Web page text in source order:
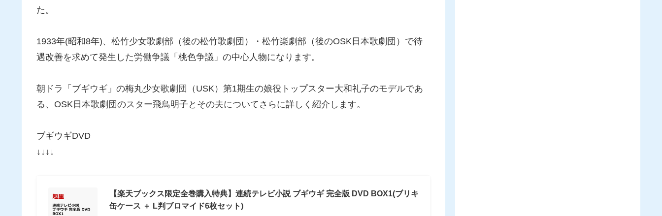
た。
1933年(昭和8年)、松竹少女歌劇部（後の松竹歌劇団）・松竹楽劇部（後のOSK日本歌劇団）で待
遇改善を求めて発生した労働争議「桃色争議」の中心人物になります。
朝ドラ「ブギウギ」の梅丸少女歌劇団（USK）第1期生の娘役トップスター大和礼子のモデルであ
る、OSK日本歌劇団のスター飛鳥明子とその夫についてさらに詳しく紹介します。
ブギウギDVD
↓↓↓↓
【楽天ブックス限定全巻購入特典】連続テレビ小説 ブギウギ 完全版 DVD BOX1(ブリキ
缶ケース ＋ L判ブロマイド6枚セット)